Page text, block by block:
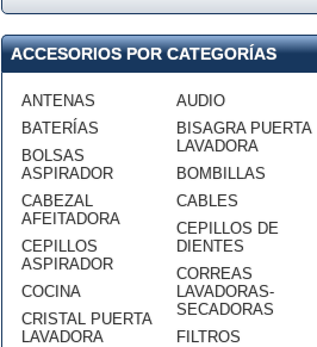
ACCESORIOS POR CATEGORÍAS
ANTENAS
BATERÍAS
BOLSAS
ASPIRADOR
CABEZAL
AFEITADORA
CEPILLOS
ASPIRADOR
COCINA
CRISTAL PUERTA
LAVADORA
AUDIO
BISAGRA PUERTA
LAVADORA
BOMBILLAS
CABLES
CEPILLOS DE
DIENTES
CORREAS
LAVADORAS-
SECADORAS
FILTROS